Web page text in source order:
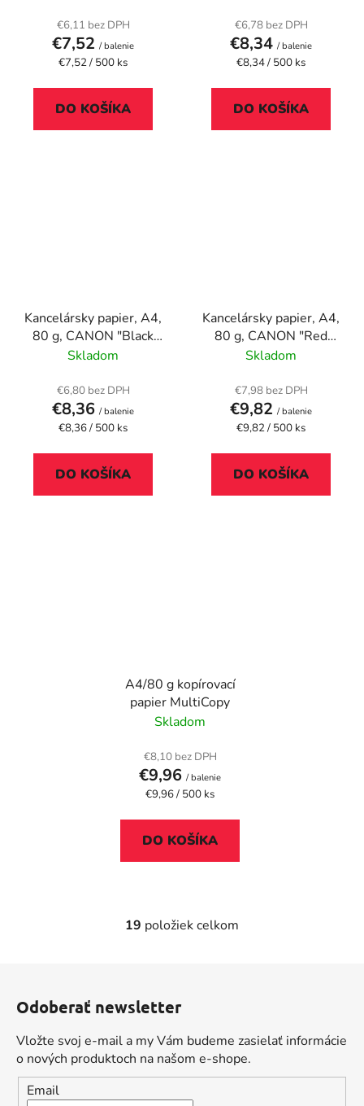
€6,11 bez DPH
€7,52 / balenie
Jednotková
€7,52 / 500 ks
DO KOŠÍKA
€6,78 bez DPH
€8,34 / balenie
Jednotková
€8,34 / 500 ks
DO KOŠÍKA
Kancelársky papier, A4,
80 g, CANON "Black
Label"
Skladom
€6,80 bez DPH
€8,36 / balenie
Jednotková
€8,36 / 500 ks
DO KOŠÍKA
Kancelársky papier, A4,
80 g, CANON "Red
Label"
Skladom
€7,98 bez DPH
€9,82 / balenie
Jednotková
€9,82 / 500 ks
DO KOŠÍKA
A4/80 g kopírovací
papier MultiCopy
Skladom
€8,10 bez DPH
€9,96 / balenie
Jednotková
€9,96 / 500 ks
DO KOŠÍKA
O
d
c
i
e
p
19 položiek celkom
Odoberať newsletter
Vložte svoj e-mail a my Vám budeme zasielať informácie
o nových produktoch na našom e-shope.
Email